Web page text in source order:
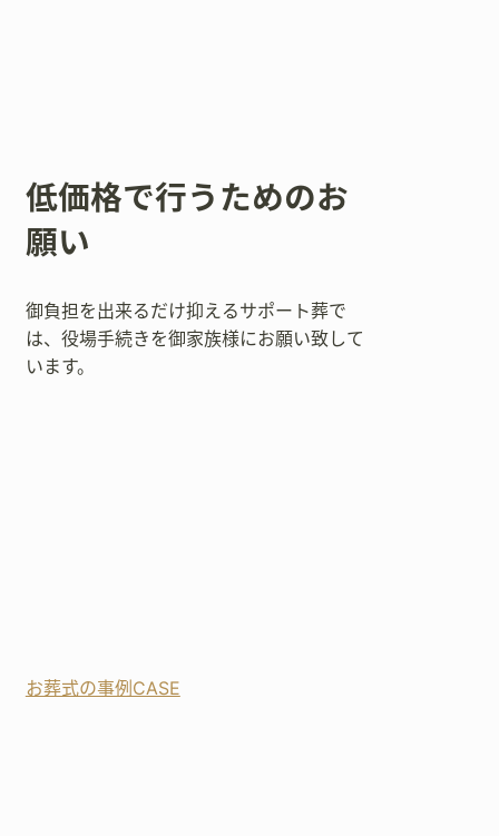
低価格で行うためのお
願い
御負担を出来るだけ抑えるサポート葬で
は、役場手続きを御家族様にお願い致して
います。
お葬式の事例CASE